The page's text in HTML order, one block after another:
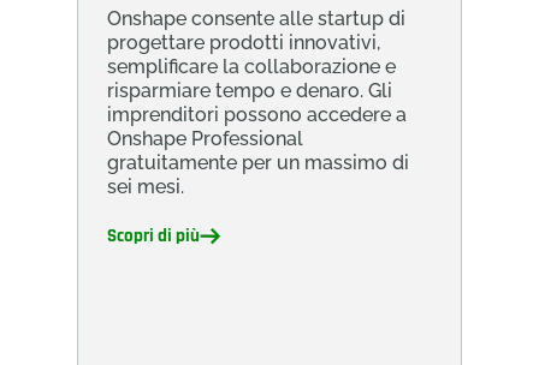
Onshape consente alle startup di
progettare prodotti innovativi,
semplificare la collaborazione e
risparmiare tempo e denaro. Gli
imprenditori possono accedere a
Onshape Professional
gratuitamente per un massimo di
sei mesi.
Scopri di più